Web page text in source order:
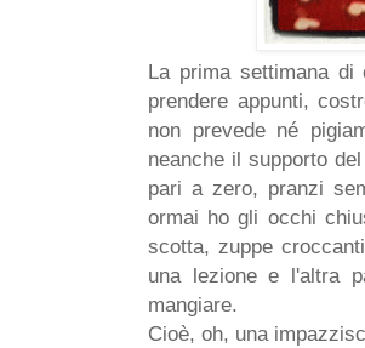
La prima settimana
prendere appunti,
non prevede né
neanche il supporto
pari a zero, pranzi
ormai ho gli occhi
scotta, zuppe
una lezione e l'altra
mangiare.
Cioè, oh, una